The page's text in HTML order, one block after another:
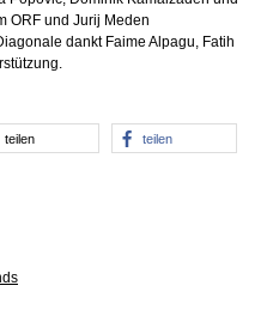
ORF und Jurij Meden
dankt Faime Alpagu, Fatih
teilen teilen